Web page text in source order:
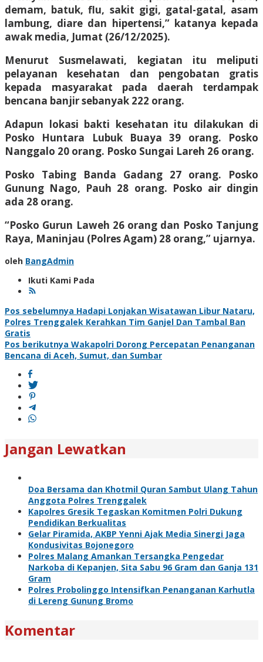
demam, batuk, flu, sakit gigi, gatal-gatal, asam
lambung, diare dan hipertensi,” katanya kepada
awak media, Jumat (26/12/2025).
Menurut Susmelawati, kegiatan itu meliputi
pelayanan kesehatan dan pengobatan gratis
kepada masyarakat pada daerah terdampak
bencana banjir sebanyak 222 orang.
Adapun lokasi bakti kesehatan itu dilakukan di
Posko Huntara Lubuk Buaya 39 orang. Posko
Nanggalo 20 orang. Posko Sungai Lareh 26 orang.
Posko Tabing Banda Gadang 27 orang. Posko
Gunung Nago, Pauh 28 orang. ⁠Posko air dingin
ada 28 orang.
“Posko Gurun Laweh 26 orang dan Posko Tanjung
Raya, Maninjau (Polres Agam) 28 orang,” ujarnya.
oleh BangAdmin
Ikuti Kami Pada
Navigasi
pos
Pos sebelumnya Hadapi Lonjakan Wisatawan Libur Nataru,
Polres Trenggalek Kerahkan Tim Ganjel Dan Tambal Ban
Gratis
Pos berikutnya Wakapolri Dorong Percepatan Penanganan
Bencana di Aceh, Sumut, dan Sumbar
Jangan Lewatkan
Doa Bersama dan Khotmil Quran Sambut Ulang Tahun
Anggota Polres Trenggalek
Kapolres Gresik Tegaskan Komitmen Polri Dukung
Pendidikan Berkualitas
Gelar Piramida, AKBP Yenni Ajak Media Sinergi Jaga
Kondusivitas Bojonegoro
Polres Malang Amankan Tersangka Pengedar
Narkoba di Kepanjen, Sita Sabu 96 Gram dan Ganja 131
Gram
Polres Probolinggo Intensifkan Penanganan Karhutla
di Lereng Gunung Bromo
Komentar